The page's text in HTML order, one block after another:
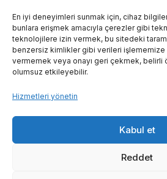
En iyi deneyimleri sunmak için, cihaz
bunlara erişmek amacıyla çerezler gibi
teknolojilere izin vermek, bu sitedeki
benzersiz kimlikler gibi verileri işlememize
vermemek veya onayı geri çekmek, belirli
olumsuz etkileyebilir.
Hizmetleri yönetin
Kabul et
Reddet
Kalite politikamız